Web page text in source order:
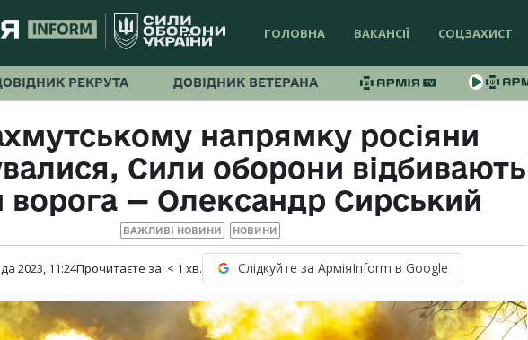
ГОЛОВНА ВАКАНСІЇ СОЦЗАХИСТ
РЕКРУТА ДОВІДНИК ВЕТЕРАНА
напрямку росіяни
Сили оборони відбивають
ворога — Олександр Сирський
ВАЖЛИВІ НОВИНИ НОВИНИ
2023, 11:24Прочитаєте за: < 1 хв. Слідкуйте за АрміяInform в Google